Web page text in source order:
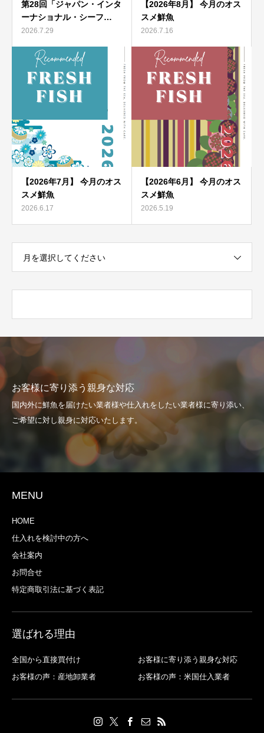
第28回「ジャパン・インタ
ーナショナル・シーフ…
2026.7.29
【2026年8月】 今月のオス
スメ鮮魚
2026.7.16
【2026年7月】 今月のオス
スメ鮮魚
2026.6.17
【2026年6月】 今月のオス
スメ鮮魚
2026.5.19
月を選択してください
お客様に寄り添う親身な対応
国内外に鮮魚を届けたい業者様や仕入れをしたい業者様に寄り添い、
ご希望に対し親身に対応いたします。
MENU
HOME
仕入れを検討中の方へ
会社案内
お問合せ
特定商取引法に基づく表記
選ばれる理由
全国から直接買付け
お客様に寄り添う親身な対応
お客様の声：産地卸業者
お客様の声：米国仕入業者